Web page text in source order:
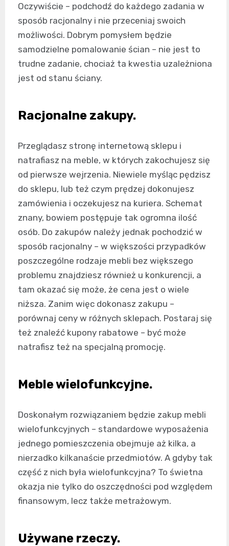
Oczywiście – podchodź do każdego zadania w
sposób racjonalny i nie przeceniaj swoich
możliwości. Dobrym pomysłem będzie
samodzielne pomalowanie ścian – nie jest to
trudne zadanie, chociaż ta kwestia uzależniona
jest od stanu ściany.
Racjonalne zakupy.
Przeglądasz stronę internetową sklepu i
natrafiasz na meble, w których zakochujesz się
od pierwsze wejrzenia. Niewiele myśląc pędzisz
do sklepu, lub też czym prędzej dokonujesz
zamówienia i oczekujesz na kuriera. Schemat
znany, bowiem postępuje tak ogromna ilość
osób. Do zakupów należy jednak pochodzić w
sposób racjonalny – w większości przypadków
poszczególne rodzaje mebli bez większego
problemu znajdziesz również u konkurencji, a
tam okazać się może, że cena jest o wiele
niższa. Zanim więc dokonasz zakupu –
porównaj ceny w różnych sklepach. Postaraj się
też znaleźć kupony rabatowe – być może
natrafisz też na specjalną promocję.
Meble wielofunkcyjne.
Doskonałym rozwiązaniem będzie zakup mebli
wielofunkcyjnych – standardowe wyposażenia
jednego pomieszczenia obejmuje aż kilka, a
nierzadko kilkanaście przedmiotów. A gdyby tak
część z nich była wielofunkcyjna? To świetna
okazja nie tylko do oszczędności pod względem
finansowym, lecz także metrażowym.
Używane rzeczy.